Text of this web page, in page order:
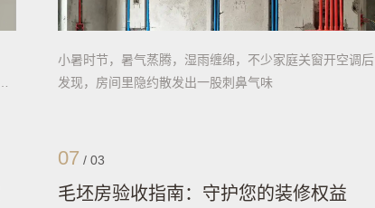
小暑时节，暑气蒸腾，湿雨缠绵，不少家庭关窗开空调后
发现，房间里隐约散发出一股刺鼻气味
07 / 03
毛坯房验收指南：守护您的装修权益